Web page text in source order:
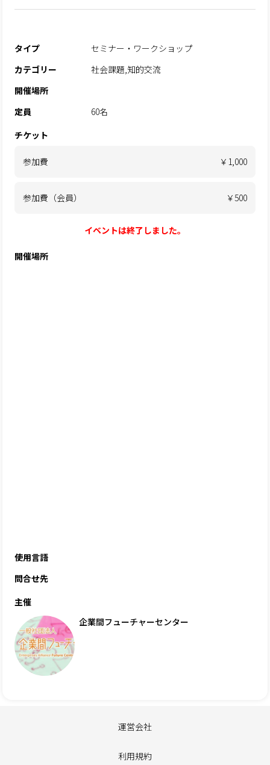
タイプ
セミナー・ワークショップ
カテゴリー
社会課題,知的交流
開催場所
定員
60名
チケット
参加費 ￥1,000
参加費（会員） ￥500
イベントは終了しました。
開催場所
使用言語
問合せ先
主催
企業間フューチャーセンター
運営会社
利用規約